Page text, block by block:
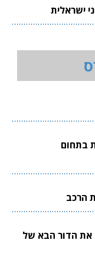
בתחום
הרכב
את הדור הבא של